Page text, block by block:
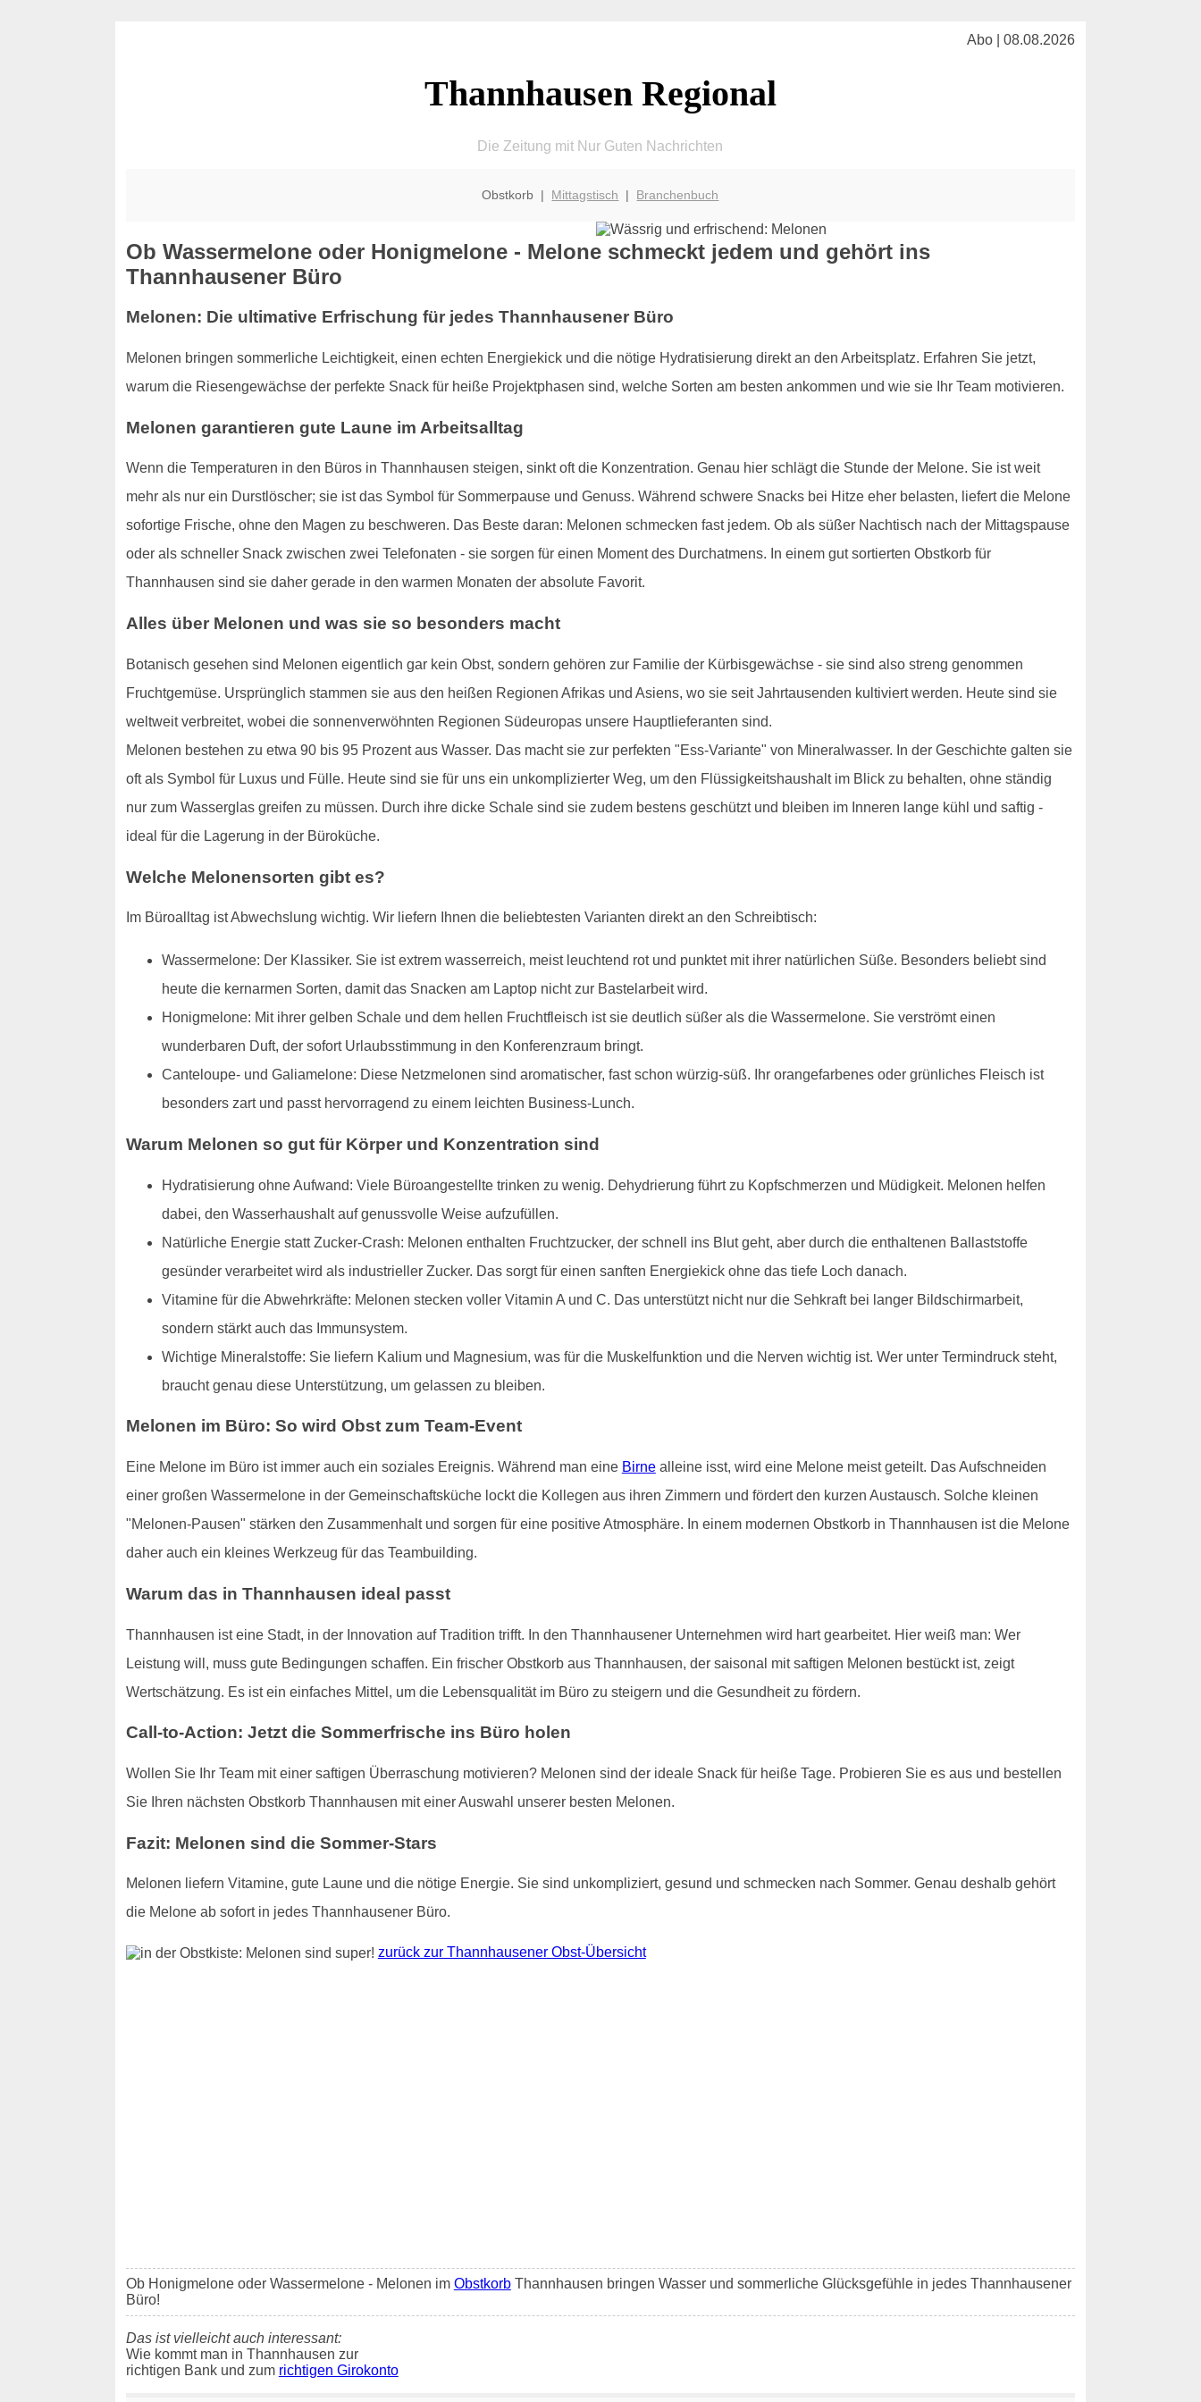
Abo | 08.08.2026
Thannhausen Regional
Die Zeitung mit Nur Guten Nachrichten
Obstkorb | Mittagstisch | Branchenbuch
Ob Wassermelone oder Honigmelone - Melone schmeckt jedem und gehört ins
Thannhausener Büro
Melonen: Die ultimative Erfrischung für jedes Thannhausener Büro
Melonen bringen sommerliche Leichtigkeit, einen echten Energiekick und die nötige Hydratisierung direkt an den Arbeitsplatz. Erfahren Sie jetzt,
warum die Riesengewächse der perfekte Snack für heiße Projektphasen sind, welche Sorten am besten ankommen und wie sie Ihr Team motivieren.
Melonen garantieren gute Laune im Arbeitsalltag
Wenn die Temperaturen in den Büros in Thannhausen steigen, sinkt oft die Konzentration. Genau hier schlägt die Stunde der Melone. Sie ist weit
mehr als nur ein Durstlöscher; sie ist das Symbol für Sommerpause und Genuss. Während schwere Snacks bei Hitze eher belasten, liefert die Melone
sofortige Frische, ohne den Magen zu beschweren. Das Beste daran: Melonen schmecken fast jedem. Ob als süßer Nachtisch nach der Mittagspause
oder als schneller Snack zwischen zwei Telefonaten - sie sorgen für einen Moment des Durchatmens. In einem gut sortierten Obstkorb für
Thannhausen sind sie daher gerade in den warmen Monaten der absolute Favorit.
Alles über Melonen und was sie so besonders macht
Botanisch gesehen sind Melonen eigentlich gar kein Obst, sondern gehören zur Familie der Kürbisgewächse - sie sind also streng genommen
Fruchtgemüse. Ursprünglich stammen sie aus den heißen Regionen Afrikas und Asiens, wo sie seit Jahrtausenden kultiviert werden. Heute sind sie
weltweit verbreitet, wobei die sonnenverwöhnten Regionen Südeuropas unsere Hauptlieferanten sind.
Melonen bestehen zu etwa 90 bis 95 Prozent aus Wasser. Das macht sie zur perfekten "Ess-Variante" von Mineralwasser. In der Geschichte galten sie
oft als Symbol für Luxus und Fülle. Heute sind sie für uns ein unkomplizierter Weg, um den Flüssigkeitshaushalt im Blick zu behalten, ohne ständig
nur zum Wasserglas greifen zu müssen. Durch ihre dicke Schale sind sie zudem bestens geschützt und bleiben im Inneren lange kühl und saftig -
ideal für die Lagerung in der Büroküche.
Welche Melonensorten gibt es?
Im Büroalltag ist Abwechslung wichtig. Wir liefern Ihnen die beliebtesten Varianten direkt an den Schreibtisch:
Wassermelone: Der Klassiker. Sie ist extrem wasserreich, meist leuchtend rot und punktet mit ihrer natürlichen Süße. Besonders beliebt sind
heute die kernarmen Sorten, damit das Snacken am Laptop nicht zur Bastelarbeit wird.
Honigmelone: Mit ihrer gelben Schale und dem hellen Fruchtfleisch ist sie deutlich süßer als die Wassermelone. Sie verströmt einen
wunderbaren Duft, der sofort Urlaubsstimmung in den Konferenzraum bringt.
Canteloupe- und Galiamelone: Diese Netzmelonen sind aromatischer, fast schon würzig-süß. Ihr orangefarbenes oder grünliches Fleisch ist
besonders zart und passt hervorragend zu einem leichten Business-Lunch.
Warum Melonen so gut für Körper und Konzentration sind
Hydratisierung ohne Aufwand: Viele Büroangestellte trinken zu wenig. Dehydrierung führt zu Kopfschmerzen und Müdigkeit. Melonen helfen
dabei, den Wasserhaushalt auf genussvolle Weise aufzufüllen.
Natürliche Energie statt Zucker-Crash: Melonen enthalten Fruchtzucker, der schnell ins Blut geht, aber durch die enthaltenen Ballaststoffe
gesünder verarbeitet wird als industrieller Zucker. Das sorgt für einen sanften Energiekick ohne das tiefe Loch danach.
Vitamine für die Abwehrkräfte: Melonen stecken voller Vitamin A und C. Das unterstützt nicht nur die Sehkraft bei langer Bildschirmarbeit,
sondern stärkt auch das Immunsystem.
Wichtige Mineralstoffe: Sie liefern Kalium und Magnesium, was für die Muskelfunktion und die Nerven wichtig ist. Wer unter Termindruck steht,
braucht genau diese Unterstützung, um gelassen zu bleiben.
Melonen im Büro: So wird Obst zum Team-Event
Eine Melone im Büro ist immer auch ein soziales Ereignis. Während man eine Birnealleine isst, wird eine Melone meist geteilt. Das Aufschneiden
einer großen Wassermelone in der Gemeinschaftsküche lockt die Kollegen aus ihren Zimmern und fördert den kurzen Austausch. Solche kleinen
"Melonen-Pausen" stärken den Zusammenhalt und sorgen für eine positive Atmosphäre. In einem modernen Obstkorb in Thannhausen ist die Melone
daher auch ein kleines Werkzeug für das Teambuilding.
Warum das in Thannhausen ideal passt
Thannhausen ist eine Stadt, in der Innovation auf Tradition trifft. In den Thannhausener Unternehmen wird hart gearbeitet. Hier weiß man: Wer
Leistung will, muss gute Bedingungen schaffen. Ein frischer Obstkorb aus Thannhausen, der saisonal mit saftigen Melonen bestückt ist, zeigt
Wertschätzung. Es ist ein einfaches Mittel, um die Lebensqualität im Büro zu steigern und die Gesundheit zu fördern.
Call-to-Action: Jetzt die Sommerfrische ins Büro holen
Wollen Sie Ihr Team mit einer saftigen Überraschung motivieren? Melonen sind der ideale Snack für heiße Tage. Probieren Sie es aus und bestellen
Sie Ihren nächsten Obstkorb Thannhausen mit einer Auswahl unserer besten Melonen.
Fazit: Melonen sind die Sommer-Stars
Melonen liefern Vitamine, gute Laune und die nötige Energie. Sie sind unkompliziert, gesund und schmecken nach Sommer. Genau deshalb gehört
die Melone ab sofort in jedes Thannhausener Büro.
zurück zur Thannhausener Obst-Übersicht
Ob Honigmelone oder Wassermelone - Melonen im ObstkorbThannhausen bringen Wasser und sommerliche Glücksgefühle in jedes Thannhausener
Büro!
Das ist vielleicht auch interessant:
Wie kommt man in Thannhausen zur
richtigen Bank und zum richtigen Girokonto